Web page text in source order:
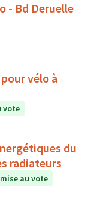
- Bd Deruelle
vélo à
vote
du
radiateurs
au vote